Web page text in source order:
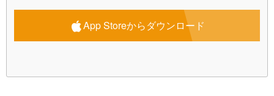
App Storeからダウンロード